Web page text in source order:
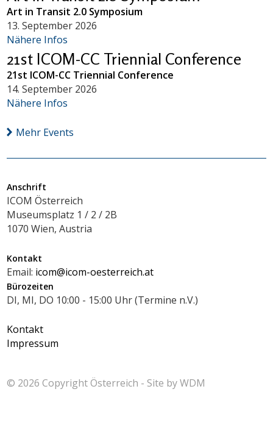
Art in Transit 2.0 Symposium
13. September 2026
Nähere Infos
21st ICOM-CC Triennial Conference
21st ICOM-CC Triennial Conference
14. September 2026
Nähere Infos
Mehr Events
Anschrift
ICOM Österreich
Museumsplatz 1 / 2 / 2B
1070 Wien, Austria
Kontakt
Email: icom@icom-oesterreich.at
Bürozeiten
DI, MI, DO 10:00 - 15:00 Uhr (Termine n.V.)
Kontakt
Impressum
© 2026 CopyrightÖsterreich - Site byWDM